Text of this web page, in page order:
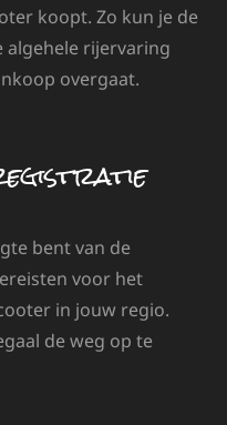
koopt. Zo kun je de
rijervaring
overgaat.
bent van de
voor het
in jouw regio.
de weg op te